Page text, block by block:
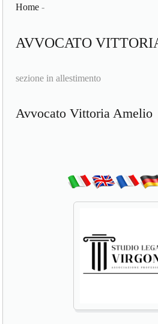
Home -
AVVOCATO
sezione in allestimento
Avvocato Vittoria Amelio